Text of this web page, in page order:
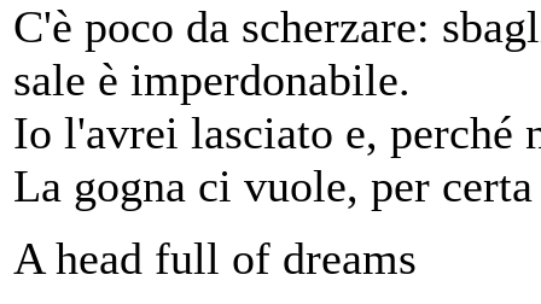
C'è poco da scherzare:
sale è imperdonabile.
Io l'avrei lasciato e, perché
La gogna ci vuole, per
A head full of dreams